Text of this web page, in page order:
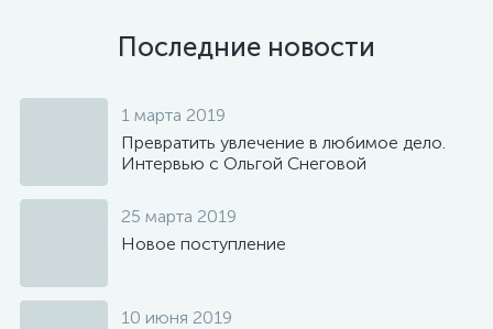
Последние новости
1 марта 2019
Превратить увлечение в любимое дело.
Интервью с Ольгой Снеговой
25 марта 2019
Новое поступление
10 июня 2019